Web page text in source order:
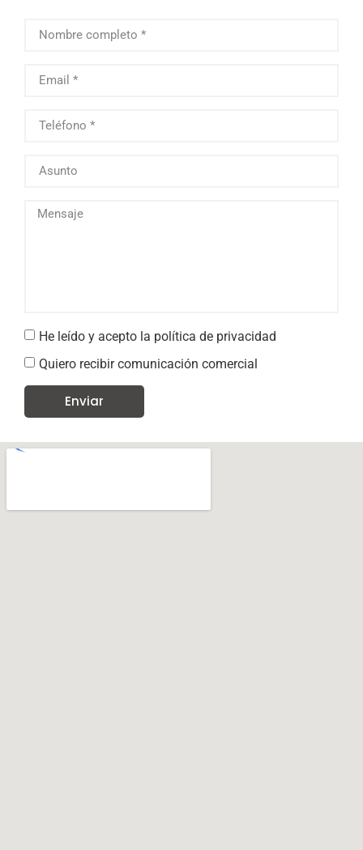
He leído y acepto la política de privacidad
Quiero recibir comunicación comercial
Enviar